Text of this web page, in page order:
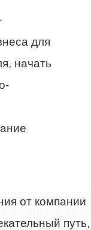
для
начать
от компании
путь,